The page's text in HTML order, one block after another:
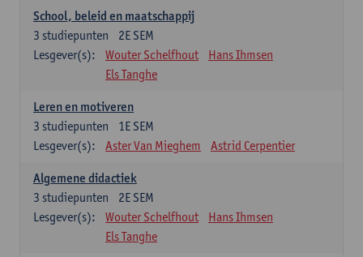
School, beleid en maatschappij
2E SEM
3 studiepunten
Lesgever(s):
Wouter Schelfhout
Hans Ihmsen
Els Tanghe
Leren en motiveren
1E SEM
3 studiepunten
Lesgever(s):
Aster Van Mieghem Astrid Cerpentier
Algemene didactiek
2E SEM
3 studiepunten
Lesgever(s):
Wouter Schelfhout
Hans Ihmsen
Els Tanghe